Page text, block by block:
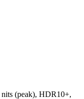
(peak), HDR10+,